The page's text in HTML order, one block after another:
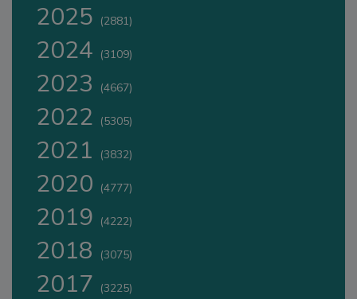
2025 (2881)
2024 (3109)
2023 (4667)
2022 (5305)
2021 (3832)
2020 (4777)
2019 (4222)
2018 (3075)
2017 (3225)